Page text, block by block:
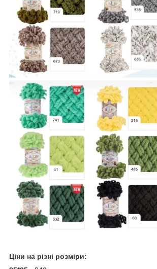
Ціни на різні розміри: